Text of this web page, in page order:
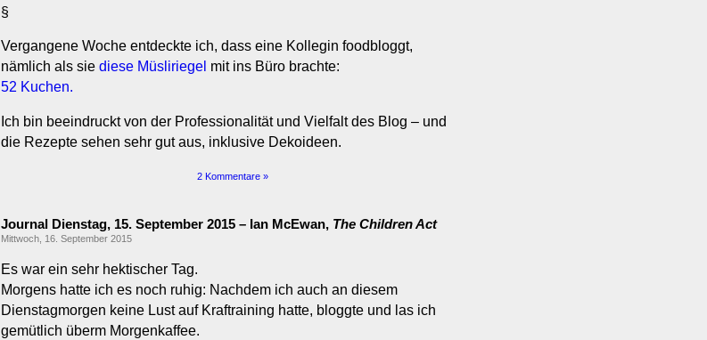
§
Vergangene Woche entdeckte ich, dass eine Kollegin foodbloggt,
nämlich als sie diese Müsliriegel mit ins Büro brachte:
52 Kuchen.
Ich bin beeindruckt von der Professionalität und Vielfalt des Blog – und
die Rezepte sehen sehr gut aus, inklusive Dekoideen.
2 Kommentare »
Journal Dienstag, 15. September 2015 – Ian McEwan, The Children Act
Mittwoch, 16. September 2015
Es war ein sehr hektischer Tag.
Morgens hatte ich es noch ruhig: Nachdem ich auch an diesem
Dienstagmorgen keine Lust auf Kraftraining hatte, bloggte und las ich
gemütlich überm Morgenkaffee.